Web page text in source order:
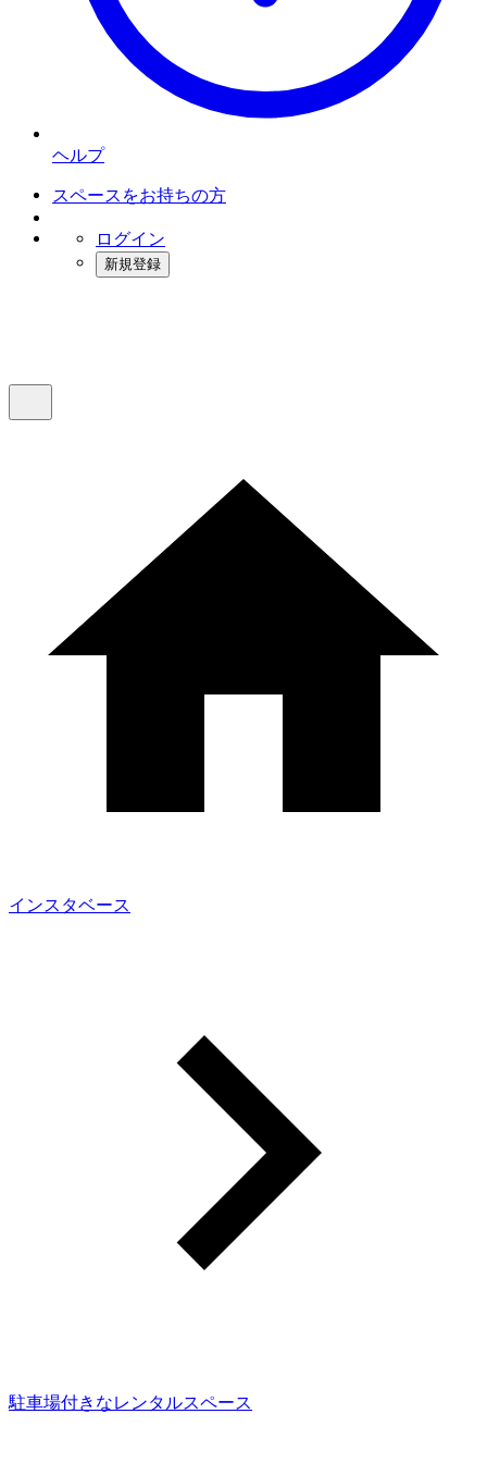
ヘルプ
スペースをお持ちの方
ログイン
新規登録
インスタベース
駐車場付きなレンタルスペース